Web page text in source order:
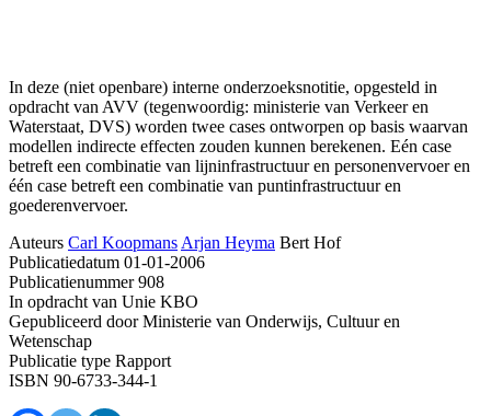
In deze (niet openbare) interne onderzoeksnotitie, opgesteld in
opdracht van AVV (tegenwoordig: ministerie van Verkeer en
Waterstaat, DVS) worden twee cases ontworpen op basis waarvan
modellen indirecte effecten zouden kunnen berekenen. Eén case
betreft een combinatie van lijninfrastructuur en personenvervoer en
één case betreft een combinatie van puntinfrastructuur en
goederenvervoer.
Auteurs Carl Koopmans Arjan Heyma Bert Hof
Publicatiedatum 01-01-2006
Publicatienummer908
In opdracht van Unie KBO
Gepubliceerd doorMinisterie van Onderwijs, Cultuur en
Wetenschap
Publicatie type Rapport
ISBN 90-6733-344-1